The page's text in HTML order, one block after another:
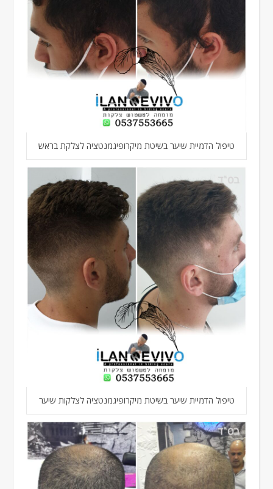
טיפול הדמיית שיער בשיטת מיקרופיגמנטציה לצלקת בראש
טיפול הדמיית שיער בשיטת מיקרופיגמנטציה לצלקות שיער